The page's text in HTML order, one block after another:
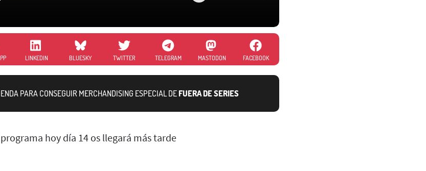
LINKEDIN BLUESKY TWITTER TELEGRAM MASTODON FACEBOOK
PARA CONSEGUIR MERCHANDISING ESPECIAL DEFUERA DE SERIES
hoy día 14 os llegará más tarde